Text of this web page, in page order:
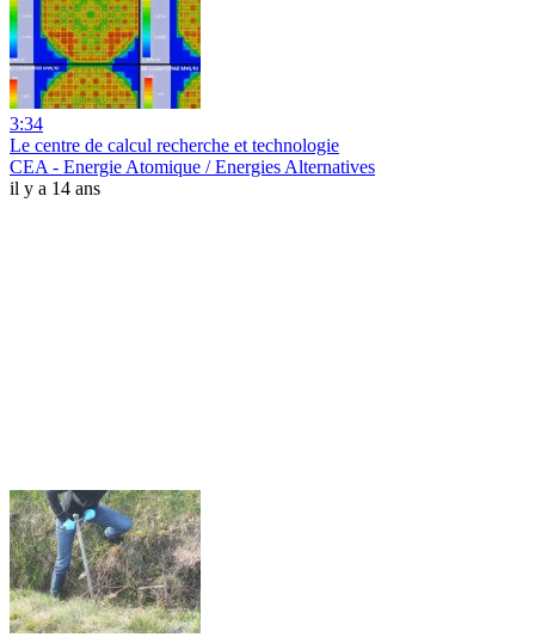
3:34
Le centre de calcul recherche et technologie
CEA - Energie Atomique / Energies Alternatives
il y a 14 ans